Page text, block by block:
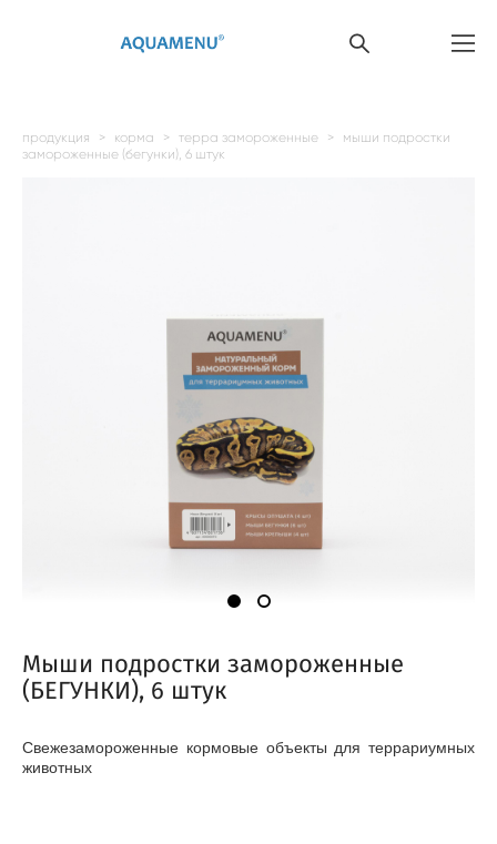
продукция > корма > терра замороженные > мыши подростки
замороженные (бегунки), 6 штук
Мыши подростки замороженные
(БЕГУНКИ), 6 штук
Свежезамороженные кормовые объекты для террариумных
животных